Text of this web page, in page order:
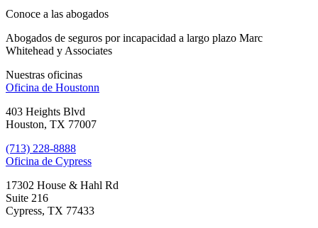
Conoce a las abogados
Abogados de seguros por incapacidad a largo plazo Marc
Whitehead y Associates
Nuestras oficinas
Oficina de Houstonn
403 Heights Blvd
Houston, TX 77007
(713) 228-8888
Oficina de Cypress
17302 House & Hahl Rd
Suite 216
Cypress, TX 77433